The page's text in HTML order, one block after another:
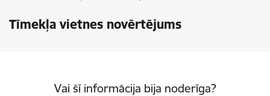
Tīmekļa vietnes novērtējums
Vai šī informācija bija noderīga?